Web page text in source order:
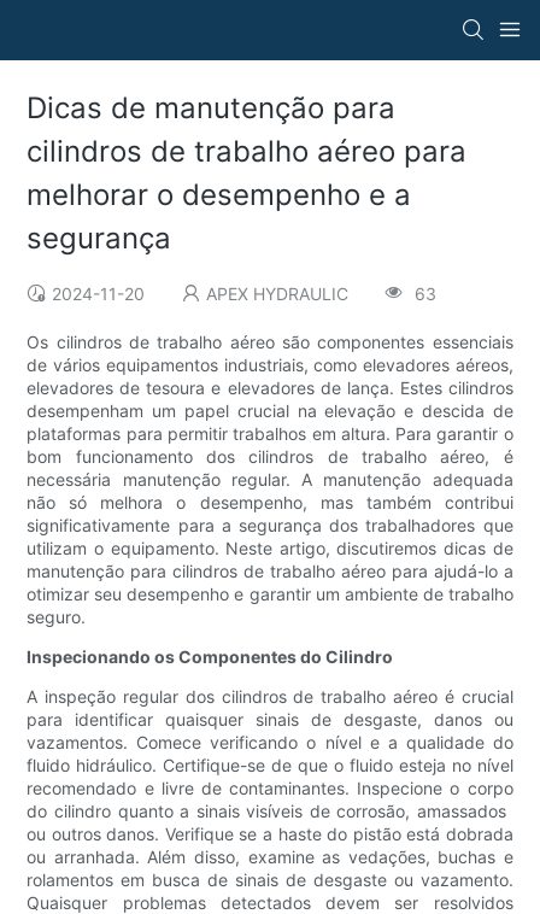
Dicas de manutenção para
cilindros de trabalho aéreo para
melhorar o desempenho e a
segurança
2024-11-20 APEX HYDRAULIC 63
Os cilindros de trabalho aéreo são componentes essenciais
de vários equipamentos industriais, como elevadores aéreos,
elevadores de tesoura e elevadores de lança. Estes cilindros
desempenham um papel crucial na elevação e descida de
plataformas para permitir trabalhos em altura. Para garantir o
bom funcionamento dos cilindros de trabalho aéreo, é
necessária manutenção regular. A manutenção adequada
não só melhora o desempenho, mas também contribui
significativamente para a segurança dos trabalhadores que
utilizam o equipamento. Neste artigo, discutiremos dicas de
manutenção para cilindros de trabalho aéreo para ajudá-lo a
otimizar seu desempenho e garantir um ambiente de trabalho
seguro.
Inspecionando os Componentes do Cilindro
A inspeção regular dos cilindros de trabalho aéreo é crucial
para identificar quaisquer sinais de desgaste, danos ou
vazamentos. Comece verificando o nível e a qualidade do
fluido hidráulico. Certifique-se de que o fluido esteja no nível
recomendado e livre de contaminantes. Inspecione o corpo
do cilindro quanto a sinais visíveis de corrosão, amassados ​​
ou outros danos. Verifique se a haste do pistão está dobrada
ou arranhada. Além disso, examine as vedações, buchas e
rolamentos em busca de sinais de desgaste ou vazamento.
Quaisquer problemas detectados devem ser resolvidos